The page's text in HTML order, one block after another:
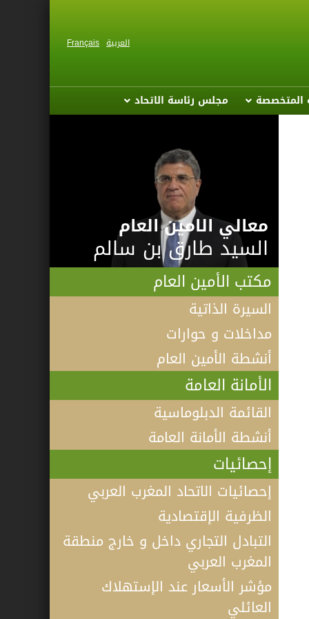
العربية Français
المتخصصة مجلس رئاسة الاتحاد
معالي الامين العام
السيد طارق بن سالم
مكتب الأمين العام
السيرة الذاتية
مداخلات و حوارات
أنشطة الأمين العام
الأمانة العامة
القائمة الدبلوماسية
أنشطة الأمانة العامة
إحصائيات
إحصائيات الاتحاد المغرب العربي
الظرفية الإقتصادية
التبادل التجاري داخل و خارج منطقة
المغرب العربي
مؤشر الأسعار عند الإستهلاك
العائلي
فيديو كلمة الأمين العام لاتحاد المغرب
العربي أ.د الطيب البكوش في الندوة